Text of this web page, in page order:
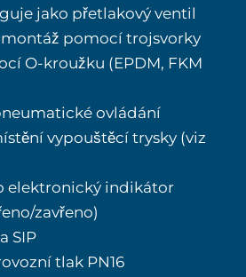
jako přetlakový ventil
pomocí trojsvorky
O-kroužku (EPDM, FKM
ovládání
vypouštěcí trysky (viz
elektronický indikátor
zavřeno)
SIP
tlak PN16